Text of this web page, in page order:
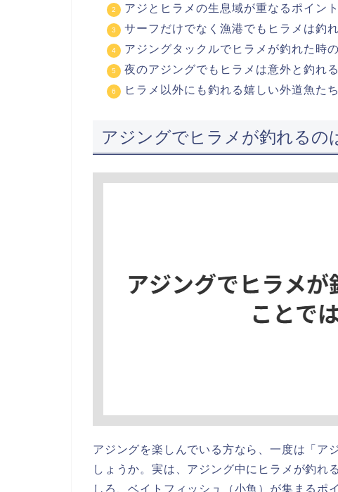
アジとヒラメの生息域が重なるポイン
サーフだけでなく漁港でもヒラメは釣
アジングタックルでヒラメが釣れた時
夜のアジングでもヒラメは意外と釣れる
ヒラメ以外にも釣れる嬉しい外道魚たち
アジングでヒラメが釣れるの
アジングを楽しんでいる方なら、一度は「ア
しょうか。実は、アジング中にヒラメが釣れ
しろ、ベイトフィッシュ（小魚）が集まるポ